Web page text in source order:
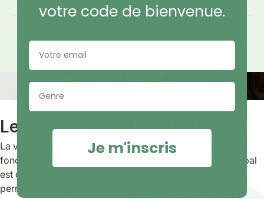
Les bienfaits de la Vitamine D3
La vitamine D3 est une vitamine essentielle au bon
fonctionnement du système immunitaire. Son rôle principal
est de moduler la réaction immunitaire, autrement dit de
permettre au système immunitaire de réagir rapidement
votre code de bienvenue.
Email
Genre
Je m'inscris